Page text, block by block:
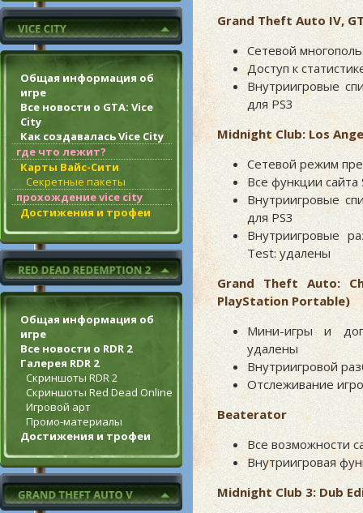
Общая информация об
игре
Все новости о GTA: Vice
City
Как создавалась Vice City
где что лежит?
Карты Вайс-Сити
Секретные пакеты
прохождение vice city
Достижения и трофеи
Общая информация об
игре
Все новости о RDR 2
Галерея RDR 2
Скриншоты RDR 2
Скриншоты Red Dead Online
Игровой арт
Промо-материалы
Достижения и трофеи
Grand Theft Auto IV,
Сетевой
Доступ к
Внутриигровые
для PS3
Midnight Club: Los
Сетевой режим
Все функции сайта
Внутриигровые
для PS3
Внутриигровые
Test: удалены
Grand Theft Auto:
PlayStation Portable)
Мини-игры и
удалены
Внутриигровой
Отслеживание
Beaterator
Все возможности
Внутриигровая
Midnight Club 3: Dub